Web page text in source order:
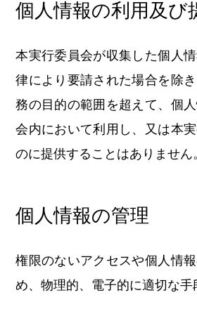
個人情報の利用及び
本実行委員会が収集した個人
律により要請された場合を除
務の目的の範囲を超えて、個
会内において利用し、又は本
のに提供することはありません
個人情報の管理
権限のないアクセスや個人情
め、物理的、電子的に適切な手